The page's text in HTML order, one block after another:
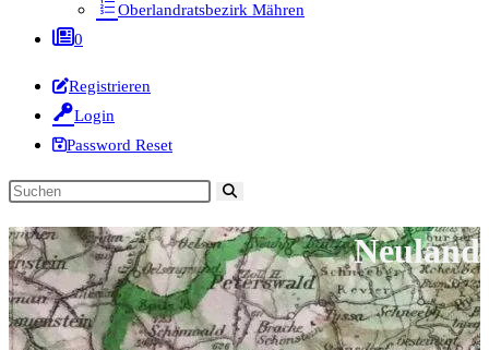
Oberlandratsbezirk Mähren
0
Registrieren
Login
Password Reset
Diese
durchsuchen
Neuland